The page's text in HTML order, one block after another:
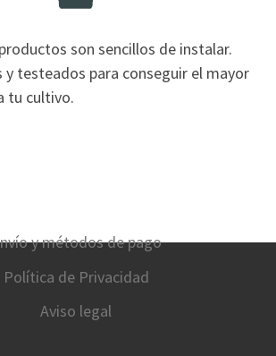
son sencillos de instalar.
y testeados para conseguir el mayor
tu cultivo.
y métodos de pago
Política de Privacidad
Aviso legal